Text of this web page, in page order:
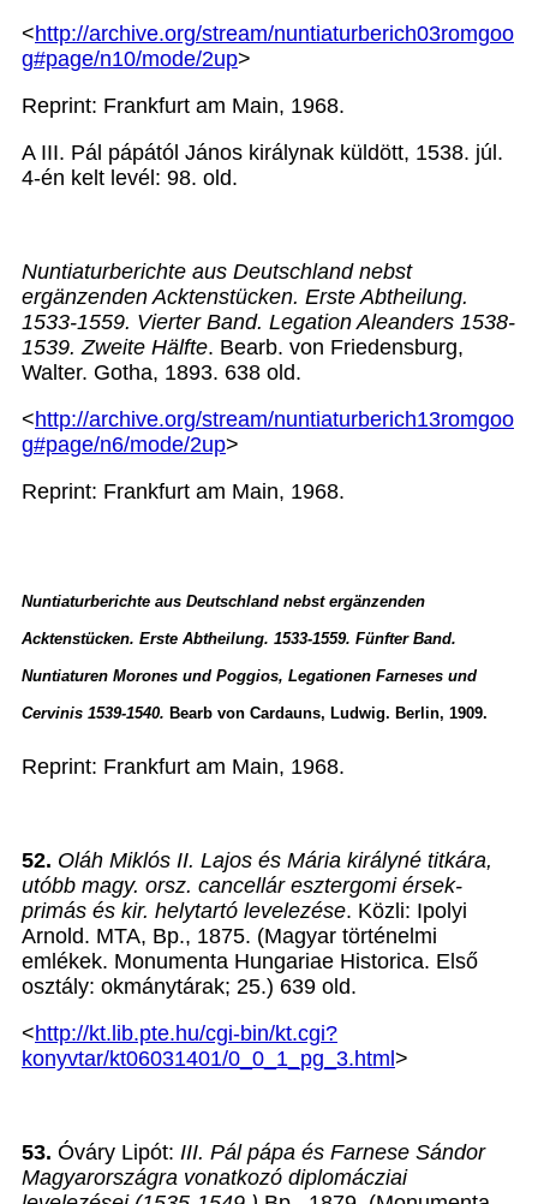
<http://archive.org/stream/nuntiaturberich03romgoo
g#page/n10/mode/2up>
Reprint: Frankfurt am Main, 1968.
A III. Pál pápától János királynak küldött, 1538. júl.
4-én kelt levél: 98. old.
Nuntiaturberichte aus Deutschland nebst
ergänzenden Acktenstücken. Erste Abtheilung.
1533-1559. Vierter Band. Legation Aleanders 1538-
1539. Zweite Hälfte. Bearb. von Friedensburg,
Walter. Gotha, 1893. 638 old.
<http://archive.org/stream/nuntiaturberich13romgoo
g#page/n6/mode/2up>
Reprint: Frankfurt am Main, 1968.
Nuntiaturberichte aus Deutschland nebst ergänzenden
Acktenstücken. Erste Abtheilung. 1533-1559. Fünfter Band.
Nuntiaturen Morones und Poggios, Legationen Farneses und
Cervinis 1539-1540. Bearb von Cardauns, Ludwig. Berlin, 1909.
Reprint: Frankfurt am Main, 1968.
52. Oláh Miklós II. Lajos és Mária királyné titkára,
utóbb magy. orsz. cancellár esztergomi érsek-
primás és kir. helytartó levelezése. Közli: Ipolyi
Arnold. MTA, Bp., 1875. (Magyar történelmi
emlékek. Monumenta Hungariae Historica. Első
osztály: okmánytárak; 25.) 639 old.
<http://kt.lib.pte.hu/cgi-bin/kt.cgi?
konyvtar/kt06031401/0_0_1_pg_3.html>
53. Óváry Lipót: III. Pál pápa és Farnese Sándor
Magyarországra vonatkozó diplomácziai